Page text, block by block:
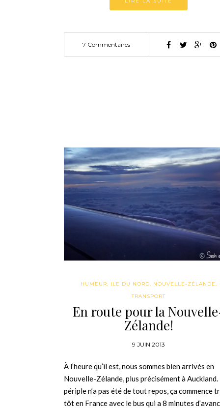
7 Commentaires
HUMEUR ILE DU NORD NOUVELLE-ZÉLANDE
TRANSPORT
En route pour la
Zélande!
9 JUIN 2013
À l’heure qu’il est, nous sommes bien arrivés en
Nouvelle-Zélande, plus précisément à Auckland.
périple n’a pas été de tout repos, ça commence
tôt en France avec le bus qui a 8 minutes